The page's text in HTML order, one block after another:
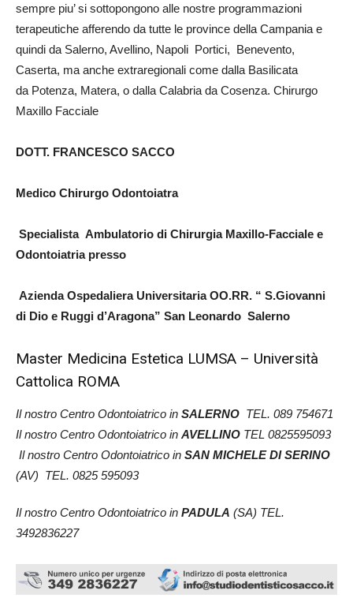
sempre piu’ si sottopongono alle nostre programmazioni
terapeutiche afferendo da tutte le province della Campania e
quindi da Salerno, Avellino, Napoli Portici, Benevento,
Caserta, ma anche extraregionali come dalla Basilicata
da Potenza, Matera, o dalla Calabria da Cosenza. Chirurgo
Maxillo Facciale
DOTT. FRANCESCO SACCO
Medico Chirurgo Odontoiatra
Specialista Ambulatorio di Chirurgia Maxillo-Facciale e
Odontoiatria presso
Azienda Ospedaliera Universitaria OO.RR. “ S.Giovanni
di Dio e Ruggi d’Aragona” San Leonardo Salerno
Master Medicina Estetica LUMSA – Università
Cattolica ROMA
Il nostro Centro Odontoiatrico in SALERNO TEL. 089 754671
Il nostro Centro Odontoiatrico in AVELLINO TEL 0825595093
Il nostro Centro Odontoiatrico in SAN MICHELE DI SERINO
(AV) TEL. 0825 595093
Il nostro Centro Odontoiatrico in PADULA (SA) TEL.
3492836227